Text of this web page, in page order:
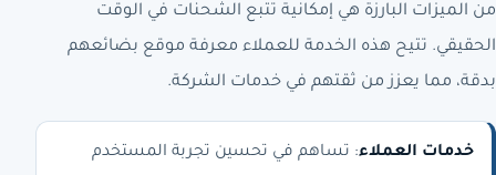
من الميزات البارزة هي إمكانية تتبع الشحنات في الوقت
الحقيقي. تتيح هذه الخدمة للعملاء معرفة موقع بضائعهم
بدقة، مما يعزز من ثقتهم في خدمات الشركة.
خدمات العملاء: تساهم في تحسين تجربة المستخدم